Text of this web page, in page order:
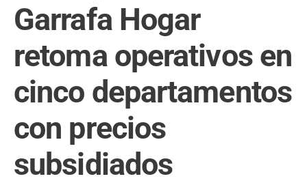
Garrafa Hogar
retoma operativos en
cinco departamentos
con precios
subsidiados